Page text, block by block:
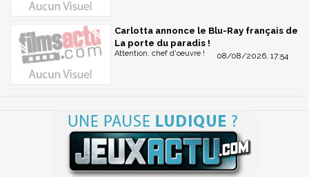
Carlotta annonce le Blu-Ray français de
La porte du paradis !
08/08/2026, 17:54
Attention, chef d'oeuvre !